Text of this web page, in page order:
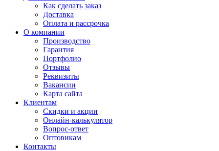
Как сделать заказ
Доставка
Оплата и рассрочка
О компании
Производство
Гарантия
Портфолио
Отзывы
Реквизиты
Вакансии
Карта сайта
Клиентам
Скидки и акции
Онлайн-калькулятор
Вопрос-ответ
Оптовикам
Контакты